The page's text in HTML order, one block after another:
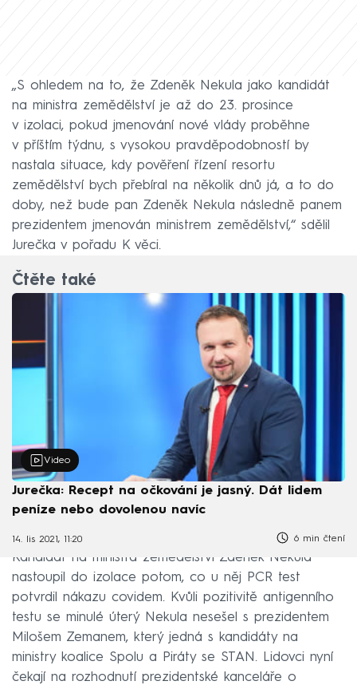
„S ohledem na to, že Zdeněk Nekula jako kandidát
na ministra zemědělství je až do 23. prosince
v izolaci, pokud jmenování nové vlády proběhne
v příštím týdnu, s vysokou pravděpodobností by
nastala situace, kdy pověření řízení resortu
zemědělství bych přebíral na několik dnů já, a to do
doby, než bude pan Zdeněk Nekula následně panem
prezidentem jmenován ministrem zemědělství,“ sdělil
Jurečka v pořadu K věci.
Čtěte také
Video
Jurečka: Recept na očkování je jasný. Dát lidem
peníze nebo dovolenou navíc
14. lis 2021, 11:20 6 min čtení
Kandidát na ministra zemědělství Zdeněk Nekula
nastoupil do izolace potom, co u něj PCR test
potvrdil nákazu covidem. Kvůli pozitivitě antigenního
testu se minulé úterý Nekula nesešel s prezidentem
Milošem Zemanem, který jedná s kandidáty na
ministry koalice Spolu a Piráty se STAN. Lidovci nyní
čekají na rozhodnutí prezidentské kanceláře o